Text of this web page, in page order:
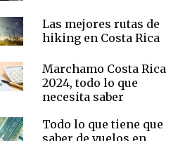
Las mejores rutas de
hiking en Costa Rica
Marchamo Costa Rica
2024, todo lo que
necesita saber
Todo lo que tiene que